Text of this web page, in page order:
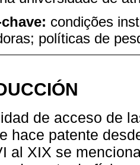
condições
políticas de
de acceso de
hace patente
al XIX se